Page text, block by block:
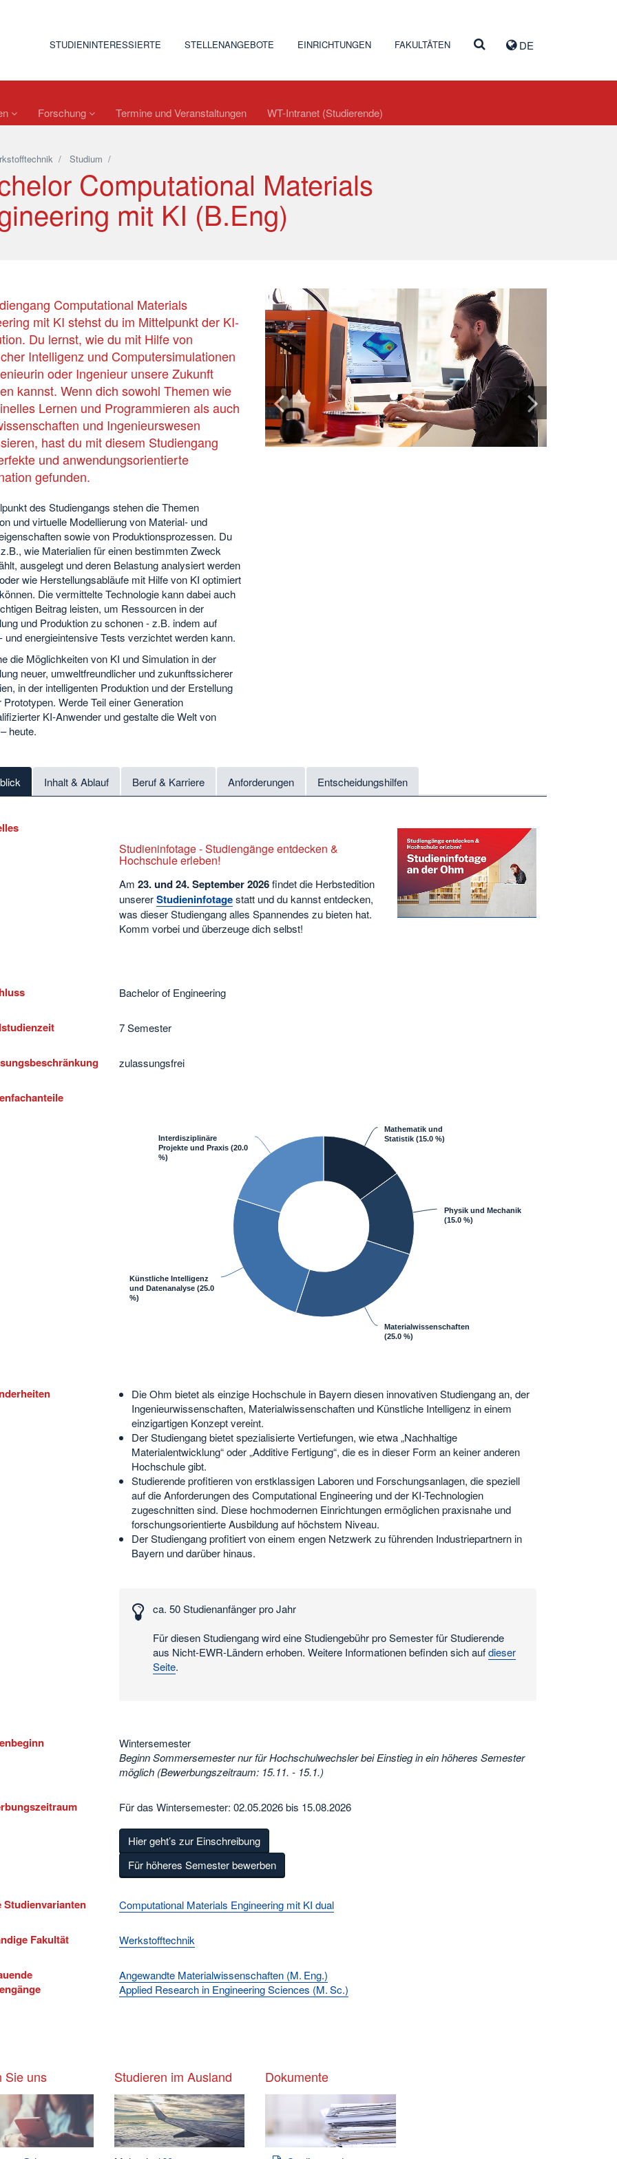
DE
STUDIENINTERESSIERTE STELLENANGEBOTE EINRICHTUNGEN FAKULTÄTEN
Forschung Termine und Veranstaltungen WT-Intranet (Studierende)
/ Studium /
Computational Materials
mit KI (B.Eng)
Computational Materials
mit KI stehst du im Mittelpunkt der KI-
Du lernst, wie du mit Hilfe von
Intelligenz und Computersimulationen
oder Ingenieur unsere Zukunft
kannst. Wenn dich sowohl Themen wie
Lernen und Programmieren als auch
und Ingenieurswesen
hast du mit diesem Studiengang
und anwendungsorientierte
gefunden.
des Studiengangs stehen die Themen
und virtuelle Modellierung von Material- und
sowie von Produktionsprozessen. Du
wie Materialien für einen bestimmten Zweck
ausgelegt und deren Belastung analysiert werden
wie Herstellungsabläufe mit Hilfe von KI optimiert
Die vermittelte Technologie kann dabei auch
Beitrag leisten, um Ressourcen in der
und Produktion zu schonen - z.B. indem auf
und energieintensive Tests verzichtet werden kann.
die Möglichkeiten von KI und Simulation in der
neuer, umweltfreundlicher und zukunftssicherer
in der intelligenten Produktion und der Erstellung
Prototypen. Werde Teil einer Generation
KI-Anwender und gestalte die Welt von
heute.
Studiengang: Computational Materials
Engineering mit KI
Video
abspielen
1 2 3
Inhalt & Ablauf Beruf & Karriere Anforderungen Entscheidungshilfen
Studieninfotage - Studiengänge entdecken &
Hochschule erleben!
Am23. und 24. September2026findet die Herbstedition
unsererStudieninfotagestatt und du kannst entdecken,
was dieser Studiengang alles Spannendes zu bieten hat.
Komm vorbei und überzeuge dich selbst!
Bachelor of Engineering
7 Semester
zulassungsfrei
Mathematik und
Statistik (15.0 %)
Physik und Mechanik
(15.0 %)
Materialwissenschaften
(25.0 %)
Künstliche Intelligenz
und Datenanalyse (25.0
%)
Interdisziplinäre
Projekte und Praxis (20.0
%)
Die Ohm bietet als einzige Hochschule in Bayern diesen innovativen Studiengang an, der
Ingenieurwissenschaften, Materialwissenschaften und Künstliche Intelligenz in einem
einzigartigen Konzept vereint.
Der Studiengang bietet spezialisierte Vertiefungen, wie etwa „Nachhaltige
Materialentwicklung“ oder „Additive Fertigung“, die es in dieser Form an keiner anderen
Hochschule gibt.
Studierende profitieren von erstklassigen Laboren und Forschungsanlagen, die speziell
auf die Anforderungen des Computational Engineering und der KI-Technologien
zugeschnitten sind. Diese hochmodernen Einrichtungen ermöglichen praxisnahe und
forschungsorientierte Ausbildung auf höchstem Niveau.
Der Studiengang profitiert von einem engen Netzwerk zu führenden Industriepartnern in
Bayern und darüber hinaus.
ca. 50 Studienanfänger pro Jahr
Für diesen Studiengang wird eine Studiengebühr pro Semester für Studierende
aus Nicht-EWR-Ländern erhoben. Weitere Informationen befinden sich aufdieser
Seite.
Wintersemester
Beginn Sommersemester nur für Hochschulwechsler bei Einstieg in ein höheres Semester
möglich (Bewerbungszeitraum: 15.11. - 15.1.)
Für das Wintersemester: 02.05.2026 bis 15.08.2026
Hier geht’s zur Einschreibung
Für höheres Semester bewerben
Studienvarianten Computational Materials Engineering mit KI dual
Fakultät Werkstofftechnik
Angewandte Materialwissenschaften (M. Eng.)
Applied Research in Engineering Sciences (M. Sc.)
Sie uns Studieren im Ausland Dokumente